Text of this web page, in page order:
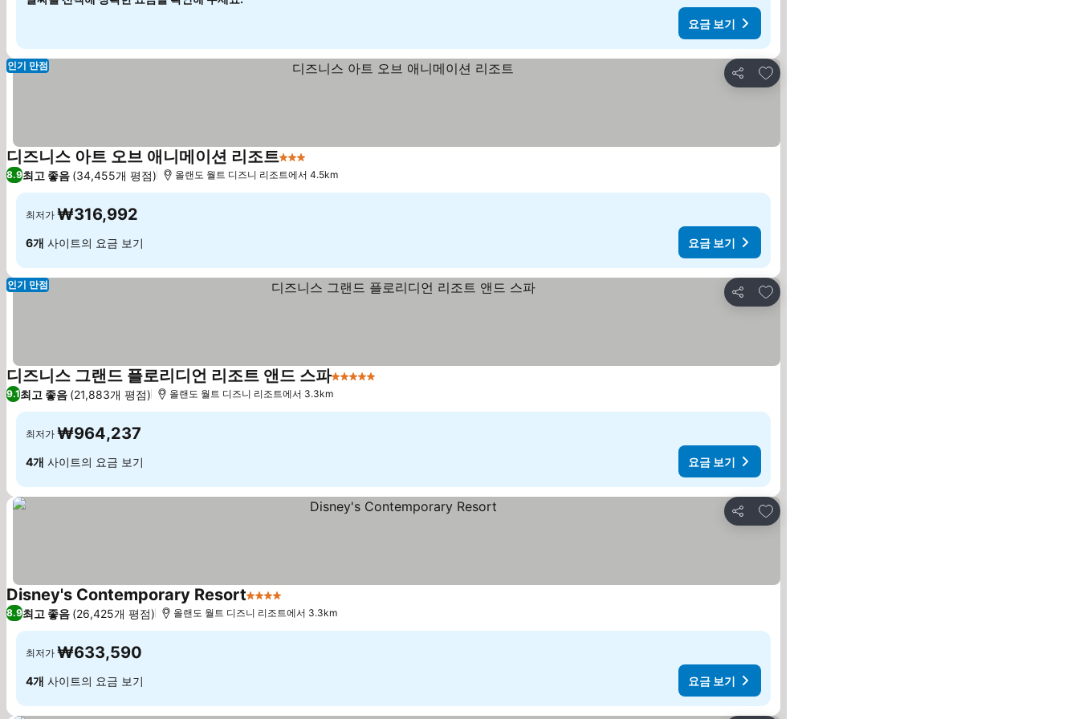
요금 보기
공유
즐겨찾기에 추가
인기 만점
디즈니스 아트 오브 애니메이션 리조트3 성급
8.9최고 좋음 (34,455개 평점) 올랜도 월트 디즈니 리조트에서 4.5km
최저가 ₩316,992
6개 사이트의 요금 보기 요금 보기
공유
즐겨찾기에 추가
인기 만점
디즈니스 그랜드 플로리디언 리조트 앤드 스파5 성급
9.1최고 좋음 (21,883개 평점) 올랜도 월트 디즈니 리조트에서 3.3km
최저가 ₩964,237
4개 사이트의 요금 보기 요금 보기
공유
즐겨찾기에 추가
Disney's Contemporary Resort4 성급
8.9최고 좋음 (26,425개 평점) 올랜도 월트 디즈니 리조트에서 3.3km
최저가 ₩633,590
4개 사이트의 요금 보기 요금 보기